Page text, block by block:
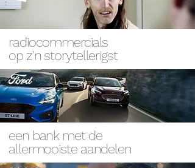
radiocommercials
op z'n storytellerigst
een bank met de
allermooiste aandelen